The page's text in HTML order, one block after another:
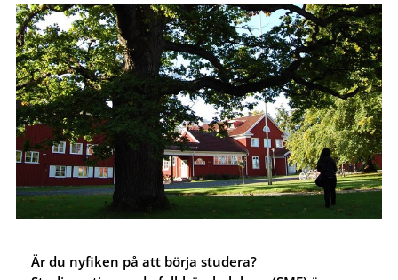
Är du nyfiken på att börja studera?